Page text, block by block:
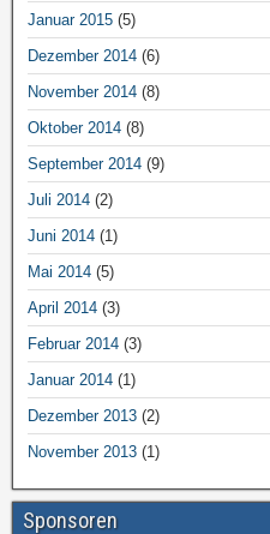
Januar 2015 (5)
Dezember 2014 (6)
November 2014 (8)
Oktober 2014 (8)
September 2014 (9)
Juli 2014 (2)
Juni 2014 (1)
Mai 2014 (5)
April 2014 (3)
Februar 2014 (3)
Januar 2014 (1)
Dezember 2013 (2)
November 2013 (1)
Sponsoren